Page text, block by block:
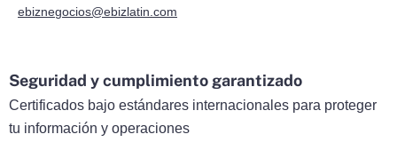
ebiznegocios@ebizlatin.com
Seguridad y cumplimiento garantizado
Certificados bajo estándares internacionales para proteger
tu información y operaciones